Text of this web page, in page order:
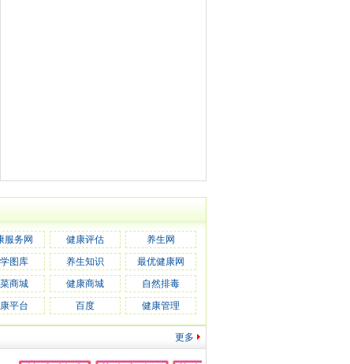
服务网 健康评估
养生网
图库 养生知识
最优健康网
商城 健康商城
自然排毒
平台 百度 健康管理
更多